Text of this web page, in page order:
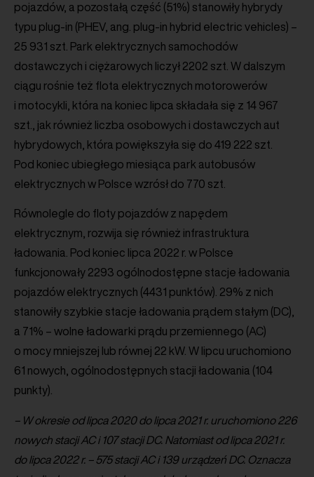
pojazdów, a pozostałą część (51%) stanowiły hybrydy
typu plug-in (PHEV, ang. plug-in hybrid electric vehicles) –
25 931 szt. Park elektrycznych samochodów
dostawczych i ciężarowych liczył 2202 szt. W dalszym
ciągu rośnie też flota elektrycznych motorowerów
i motocykli, która na koniec lipca składała się z 14 967
szt., jak również liczba osobowych i dostawczych aut
hybrydowych, która powiększyła się do 419 222 szt.
Pod koniec ubiegłego miesiąca park autobusów
elektrycznych w Polsce wzrósł do 770 szt.
Równolegle do floty pojazdów z napędem
elektrycznym, rozwija się również infrastruktura
ładowania. Pod koniec lipca 2022 r. w Polsce
funkcjonowały 2293 ogólnodostępne stacje ładowania
pojazdów elektrycznych (4431 punktów). 29% z nich
stanowiły szybkie stacje ładowania prądem stałym (DC),
a 71% – wolne ładowarki prądu przemiennego (AC)
o mocy mniejszej lub równej 22 kW. W lipcu uruchomiono
61 nowych, ogólnodostępnych stacji ładowania (104
punkty).
– W okresie od lipca 2020 do lipca 2021 r. uruchomiono 226
nowych stacji AC i 107 stacji DC. Natomiast od lipca 2021 r.
do lipca 2022 r. – 575 stacji AC i 139 urządzeń DC. Oznacza